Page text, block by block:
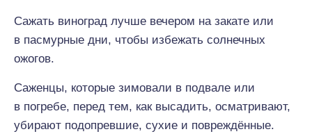
Сажать виноград лучше вечером на закате или
в пасмурные дни, чтобы избежать солнечных
ожогов.
Саженцы, которые зимовали в подвале или
в погребе, перед тем, как высадить, осматривают,
убирают подопревшие, сухие и повреждённые.